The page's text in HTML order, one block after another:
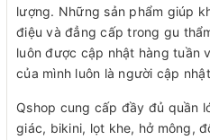
lượng. Những sản phẩm giúp
điệu và đẳng cấp trong gu
luôn được cập nhật hàng tuần
của mình luôn là người cập
Qshop cung cấp đầy đủ quần
giác, bikini, lọt khe, hở mông,